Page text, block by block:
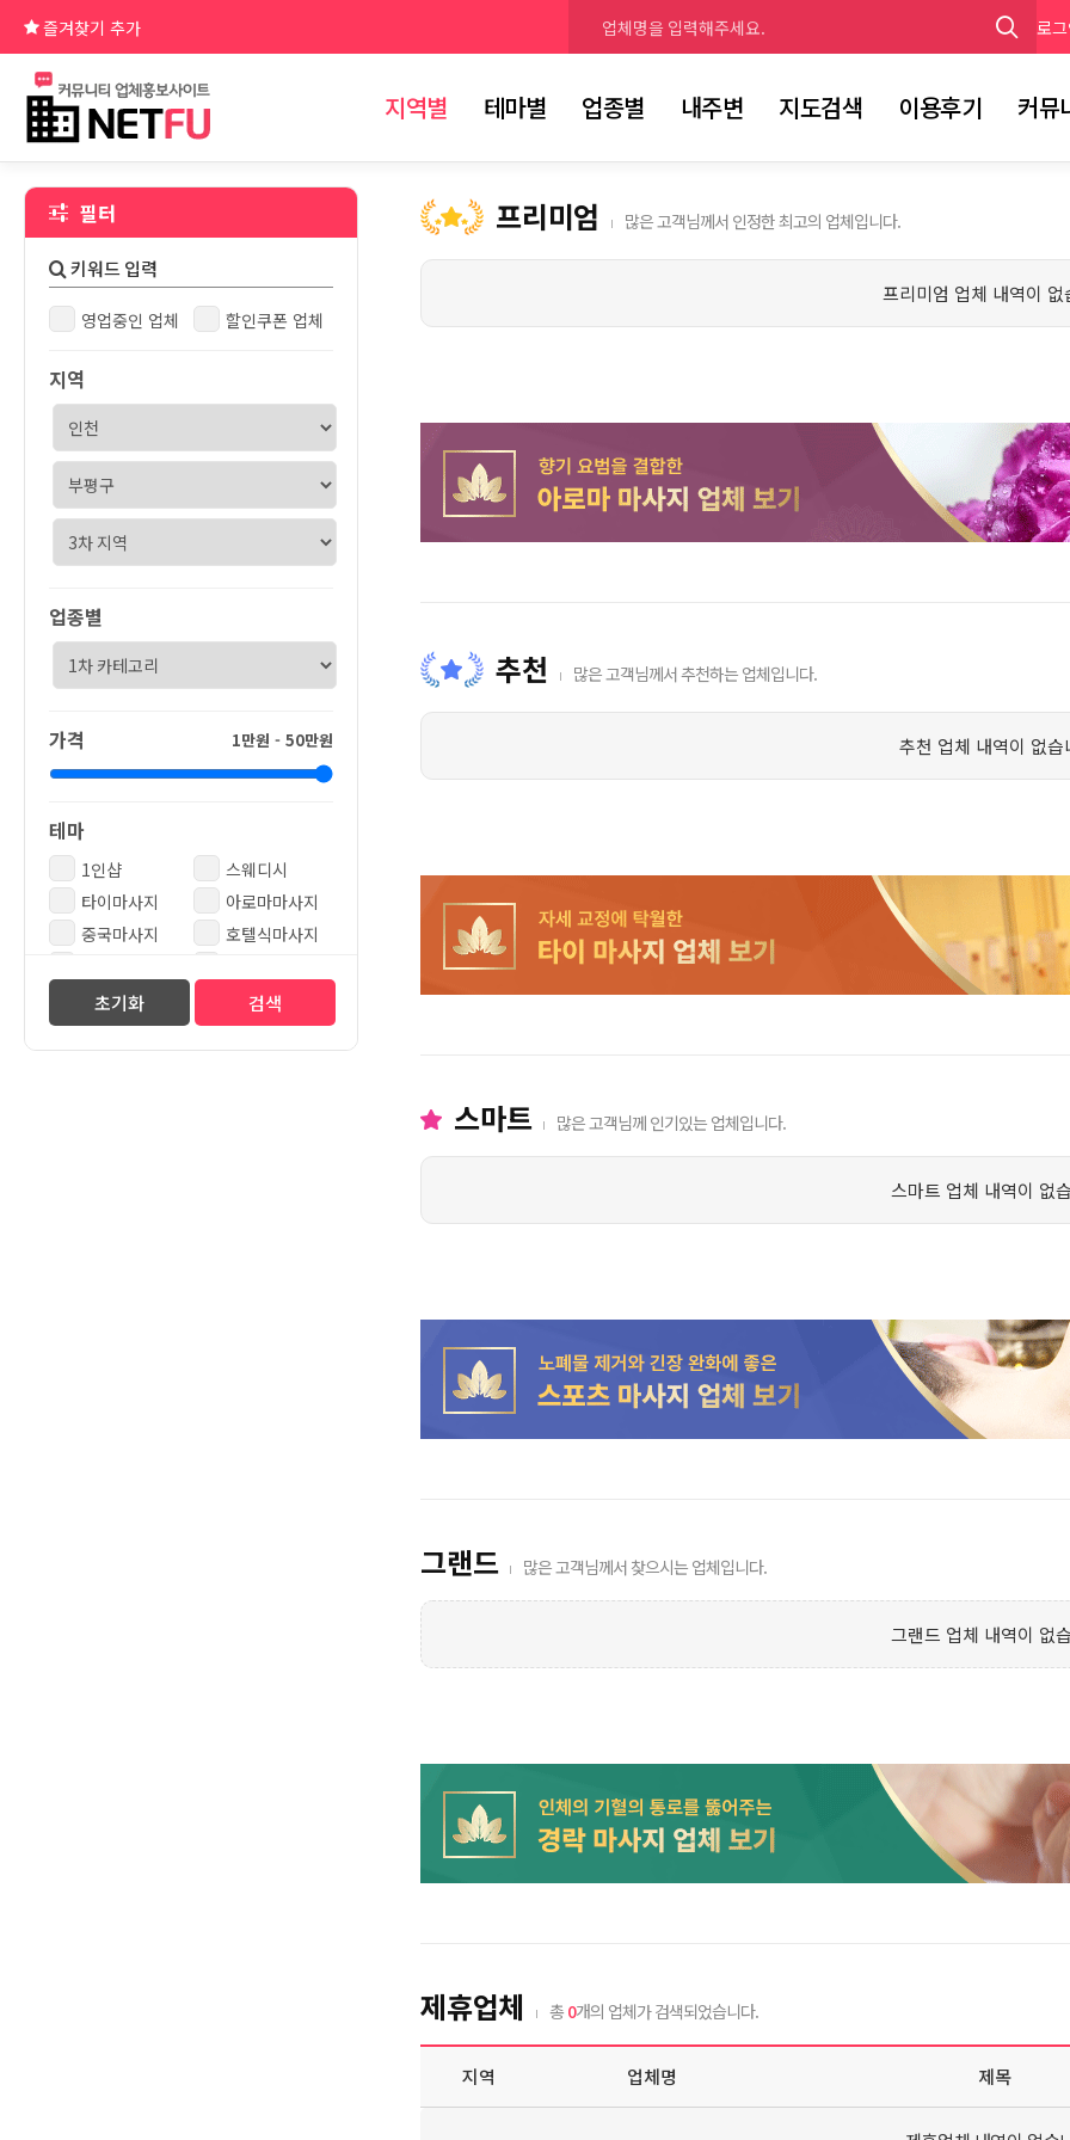
즐겨찾기 추가 로
지역별 테마별 업종별 내주변 지도검색 이용후기 커뮤
필터
영업중인 업체 할인쿠폰 업체
지역
업종별
가격 1만원 - 50만원
테마
1인샵
스웨디시
타이마사지
아로마마사지
중국마사지
호텔식마사지
스포츠통증
테라피&로미
왁싱샵
단체환영
초기화 검색
프리미엄 많은 고객님께서 인정한 최고의 업체입니다.
프리미엄 업체 내역이 없
추천 많은 고객님께서 추천하는 업체입니다.
추천 업체 내역이 없습
스마트 많은 고객님께 인기있는 업체입니다.
스마트 업체 내역이 없
그랜드 많은 고객님께서 찾으시는 업체입니다.
그랜드 업체 내역이 없
제휴업체 총 0개의 업체가 검색되었습니다.
지역 업체명 제목